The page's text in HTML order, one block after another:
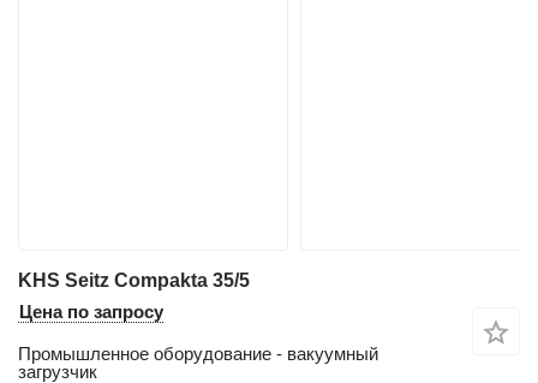
KHS Seitz Compakta 35/5
Цена по запросу
Промышленное оборудование - вакуумный
загрузчик